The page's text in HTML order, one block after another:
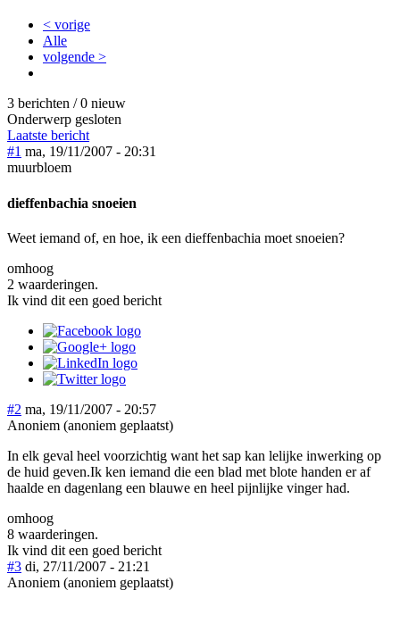
< vorige
Alle
volgende >
3 berichten / 0 nieuw
Onderwerp gesloten
Laatste bericht
#1 ma, 19/11/2007 - 20:31
muurbloem
dieffenbachia snoeien
Weet iemand of, en hoe, ik een dieffenbachia moet snoeien?
omhoog
2 waarderingen.
Ik vind dit een goed bericht
#2 ma, 19/11/2007 - 20:57
Anoniem (anoniem geplaatst)
In elk geval heel voorzichtig want het sap kan lelijke inwerking op
de huid geven.Ik ken iemand die een blad met blote handen er af
haalde en dagenlang een blauwe en heel pijnlijke vinger had.
omhoog
8 waarderingen.
Ik vind dit een goed bericht
#3 di, 27/11/2007 - 21:21
Anoniem (anoniem geplaatst)